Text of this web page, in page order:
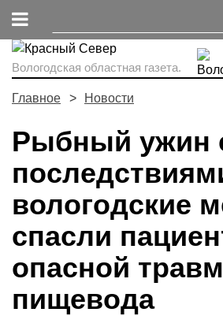
Вологодская областная газета.
Главное Новости
Рыбный ужин
вологодские
спасли
опасной
пищевода